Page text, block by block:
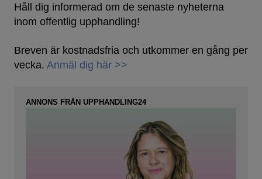
Håll dig informerad om de senaste nyheterna
inom offentlig upphandling!
Breven är kostnadsfria och utkommer en gång per
vecka. Anmäl dig här >>
ANNONS FRÅN UPPHANDLING24